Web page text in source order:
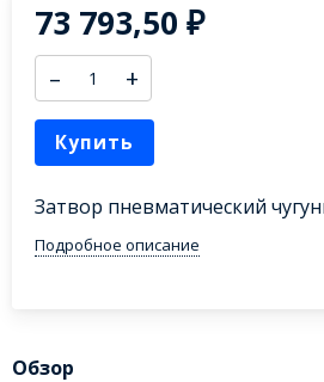
73 793,50₽
– +
Купить
Затвор пневматический
Подробное описание
Обзор